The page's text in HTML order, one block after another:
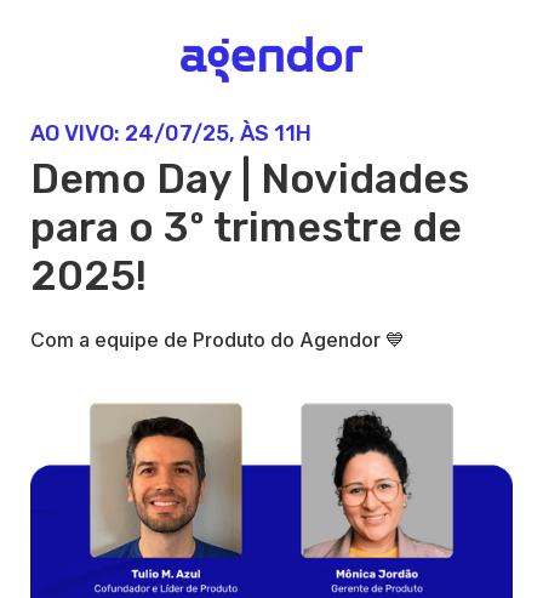
AO VIVO: 24/07/25, ÀS 11H
Demo Day | Novidades
para o 3º trimestre de
2025!
Com a equipe de Produto do Agendor 💙